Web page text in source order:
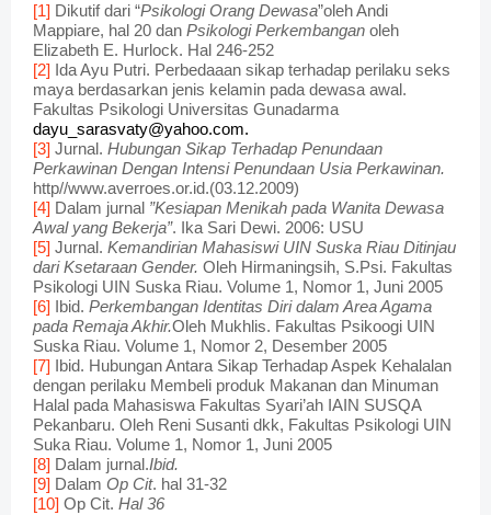
[1] Dikutif dari “Psikologi Orang Dewasa”oleh Andi
Mappiare, hal 20 dan Psikologi Perkembangan oleh
Elizabeth E. Hurlock. Hal 246-252
[2] Ida Ayu Putri. Perbedaaan sikap terhadap perilaku seks
maya berdasarkan jenis kelamin pada dewasa awal.
Fakultas Psikologi Universitas Gunadarma
dayu_sarasvaty@yahoo.com.
[3] Jurnal. Hubungan Sikap Terhadap Penundaan
Perkawinan Dengan Intensi Penundaan Usia Perkawinan.
http//www.averroes.or.id.(03.12.2009)
[4] Dalam jurnal ”Kesiapan Menikah pada Wanita Dewasa
Awal yang Bekerja”. Ika Sari Dewi. 2006: USU
[5] Jurnal. Kemandirian Mahasiswi UIN Suska Riau Ditinjau
dari Ksetaraan Gender. Oleh Hirmaningsih, S.Psi. Fakultas
Psikologi UIN Suska Riau. Volume 1, Nomor 1, Juni 2005
[6] Ibid. Perkembangan Identitas Diri dalam Area Agama
pada Remaja Akhir.Oleh Mukhlis. Fakultas Psikoogi UIN
Suska Riau. Volume 1, Nomor 2, Desember 2005
[7] Ibid. Hubungan Antara Sikap Terhadap Aspek Kehalalan
dengan perilaku Membeli produk Makanan dan Minuman
Halal pada Mahasiswa Fakultas Syari’ah IAIN SUSQA
Pekanbaru. Oleh Reni Susanti dkk, Fakultas Psikologi UIN
Suka Riau. Volume 1, Nomor 1, Juni 2005
[8] Dalam jurnal.Ibid.
[9] Dalam Op Cit. hal 31-32
[10] Op Cit. Hal 36